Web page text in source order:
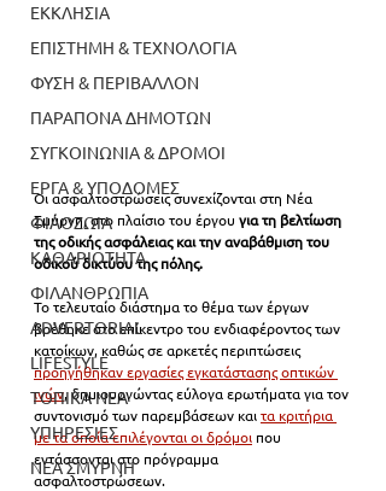
ΕΚΚΛΗΣΙΑ
ΕΠΙΣΤΗΜΗ & ΤΕΧΝΟΛΟΓΙΑ
ΦΥΣΗ & ΠΕΡΙΒΑΛΛΟΝ
ΠΑΡΑΠΟΝΑ ΔΗΜΟΤΩΝ
ΣΥΓΚΟΙΝΩΝΙΑ & ΔΡΟΜΟΙ
ΕΡΓΑ & ΥΠΟΔΟΜΕΣ
ΦΙΛΟΖΩΙΑ
ΚΑΘΑΡΙΟΤΗΤΑ
ΦΙΛΑΝΘΡΩΠΙΑ
ADVERTORIAL
LIFESTYLE
ΤΟΠΙΚΑ ΝΕΑ
ΥΠΗΡΕΣΙΕΣ
ΝΕΑ ΣΜΥΡΝΗ
Οι ασφαλτοστρώσεις συνεχίζονται στη Νέα
Σμύρνη, στο πλαίσιο του έργου για τη βελτίωση
της οδικής ασφάλειας και την αναβάθμιση του
οδικού δικτύου της πόλης.
Το τελευταίο διάστημα το θέμα των έργων
βρέθηκε στο επίκεντρο του ενδιαφέροντος των
κατοίκων, καθώς σε αρκετές περιπτώσεις
προηγήθηκαν εργασίες εγκατάστασης οπτικών
ινών, δημιουργώντας εύλογα ερωτήματα για τον
συντονισμό των παρεμβάσεων και τα κριτήρια
με τα οποία επιλέγονται οι δρόμοι που
εντάσσονται στο πρόγραμμα
ασφαλτοστρώσεων.